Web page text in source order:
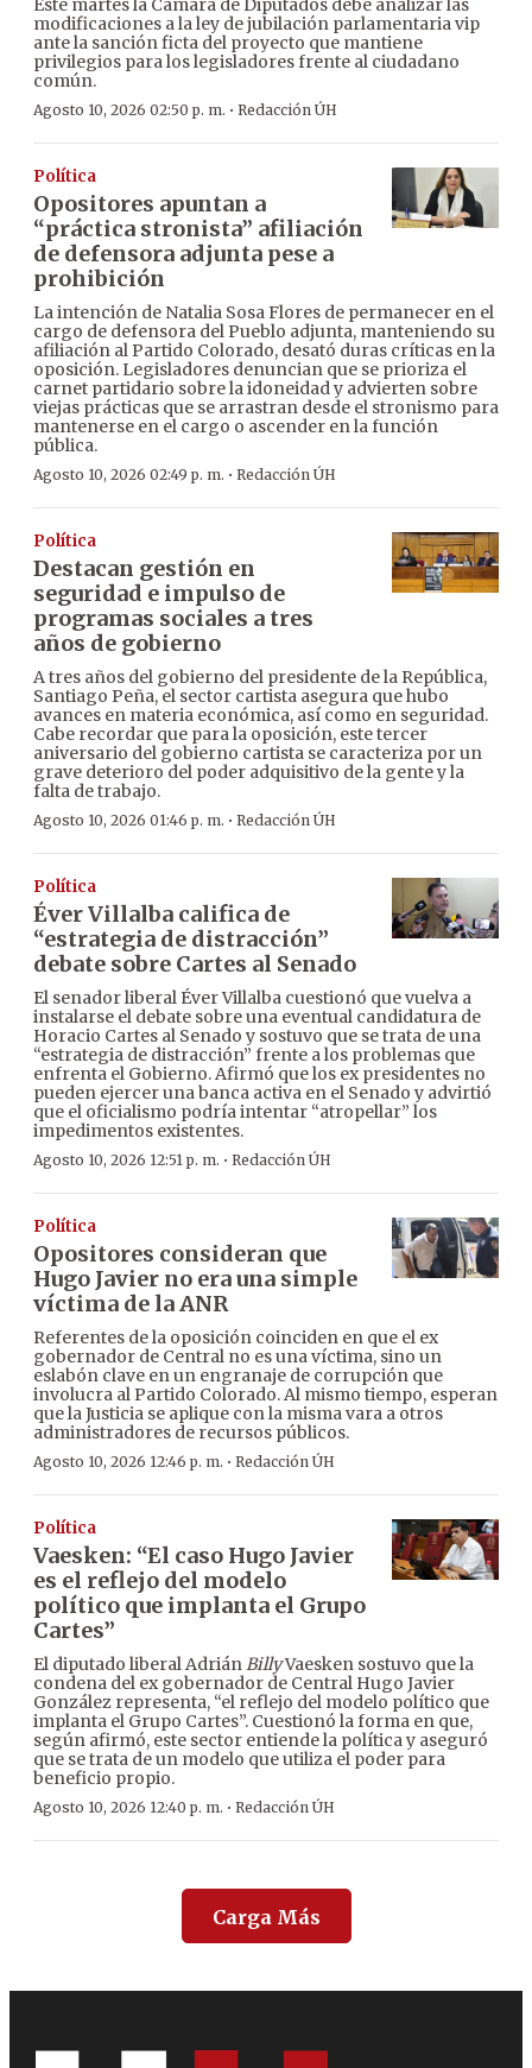
Este martes la Cámara de Diputados debe analizar las
modificaciones a la ley de jubilación parlamentaria vip
ante la sanción ficta del proyecto que mantiene
privilegios para los legisladores frente al ciudadano
común.
Agosto 10, 2026 02:50 p. m. · Redacción ÚH
Política
Opositores apuntan a
“práctica stronista” afiliación
de defensora adjunta pese a
prohibición
La intención de Natalia Sosa Flores de permanecer en el
cargo de defensora del Pueblo adjunta, manteniendo su
afiliación al Partido Colorado, desató duras críticas en la
oposición. Legisladores denuncian que se prioriza el
carnet partidario sobre la idoneidad y advierten sobre
viejas prácticas que se arrastran desde el stronismo para
mantenerse en el cargo o ascender en la función
pública.
Agosto 10, 2026 02:49 p. m. · Redacción ÚH
Política
Destacan gestión en
seguridad e impulso de
programas sociales a tres
años de gobierno
A tres años del gobierno del presidente de la República,
Santiago Peña, el sector cartista asegura que hubo
avances en materia económica, así como en seguridad.
Cabe recordar que para la oposición, este tercer
aniversario del gobierno cartista se caracteriza por un
grave deterioro del poder adquisitivo de la gente y la
falta de trabajo.
Agosto 10, 2026 01:46 p. m. · Redacción ÚH
Política
Éver Villalba califica de
“estrategia de distracción”
debate sobre Cartes al Senado
El senador liberal Éver Villalba cuestionó que vuelva a
instalarse el debate sobre una eventual candidatura de
Horacio Cartes al Senado y sostuvo que se trata de una
“estrategia de distracción” frente a los problemas que
enfrenta el Gobierno. Afirmó que los ex presidentes no
pueden ejercer una banca activa en el Senado y advirtió
que el oficialismo podría intentar “atropellar” los
impedimentos existentes.
Agosto 10, 2026 12:51 p. m. · Redacción ÚH
Política
Opositores consideran que
Hugo Javier no era una simple
víctima de la ANR
Referentes de la oposición coinciden en que el ex
gobernador de Central no es una víctima, sino un
eslabón clave en un engranaje de corrupción que
involucra al Partido Colorado. Al mismo tiempo, esperan
que la Justicia se aplique con la misma vara a otros
administradores de recursos públicos.
Agosto 10, 2026 12:46 p. m. · Redacción ÚH
Política
Vaesken: “El caso Hugo Javier
es el reflejo del modelo
político que implanta el Grupo
Cartes”
El diputado liberal AdriánBillyVaesken sostuvo que la
condena del ex gobernador de Central Hugo Javier
González representa, “el reflejo del modelo político que
implanta el Grupo Cartes”. Cuestionó la forma en que,
según afirmó, este sector entiende la política y aseguró
que se trata de un modelo que utiliza el poder para
beneficio propio.
Agosto 10, 2026 12:40 p. m. · Redacción ÚH
Carga Más